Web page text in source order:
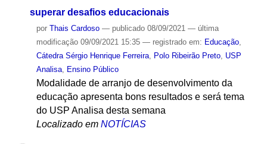
superar desafios educacionais
por Thais Cardoso — publicado08/09/2021 — última
modificação09/09/2021 15:35 — registrado em: Educação,
Cátedra Sérgio Henrique Ferreira, Polo Ribeirão Preto, USP
Analisa, Ensino Público
Modalidade de arranjo de desenvolvimento da
educação apresenta bons resultados e será tema
do USP Analisa desta semana
Localizado em NOTÍCIAS